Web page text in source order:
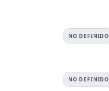
NO DEFINIDO
NO DEFINIDO